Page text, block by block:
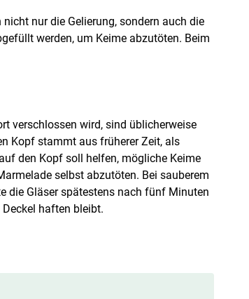
nur die Gelierung, sondern auch die
werden, um Keime abzutöten. Beim
verschlossen wird, sind üblicherweise
Kopf stammt aus früherer Zeit, als
den Kopf soll helfen, mögliche Keime
selbst abzutöten. Bei sauberem
die Gläser spätestens nach fünf Minuten
haften bleibt.